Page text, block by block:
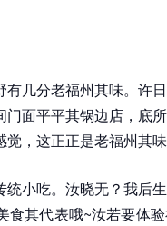
几分老福州其味。许
面平平其锅边店，底
，这正正是老福州其
小吃。汝晓无？我后
食其代表哦~汝若要体